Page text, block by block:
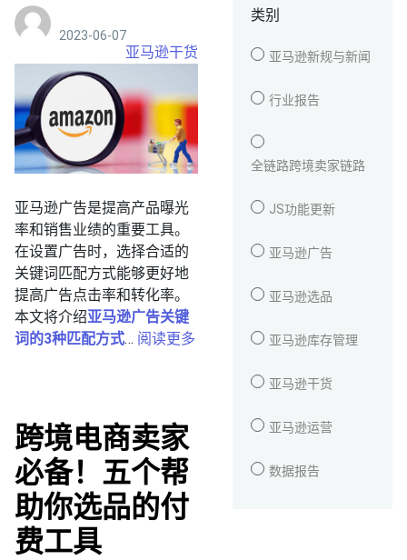
2023-06-07
亚马逊干货
亚马逊广告是提高产品曝光
率和销售业绩的重要工具。
在设置广告时，选择合适的
关键词匹配方式能够更好地
提高广告点击率和转化率。
本文将介绍亚马逊广告关键
词的3种匹配方式… 阅读更多
跨境电商卖家
必备！五个帮
助你选品的付
费工具
类别
亚马逊新规与新闻
行业报告
全链路跨境卖家链路
JS功能更新
亚马逊广告
亚马逊选品
亚马逊库存管理
亚马逊干货
亚马逊运营
数据报告